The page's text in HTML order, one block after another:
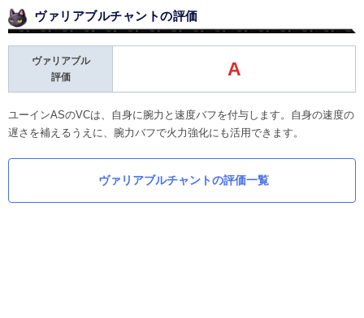
ヴァリアブルチャントの評価
ヴァリアブル
評価
A
ユーインASのVCは、自身に腕力と速度バフを付与します。自身の速度の
遅さを補えるうえに、腕力バフで火力強化にも活用できます。
ヴァリアブルチャントの評価一覧